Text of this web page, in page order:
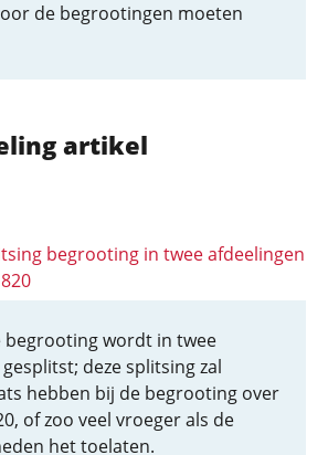
de begrootingen moeten
artikel
begrooting in twee afdeelingen
begrooting wordt in twee
deze splitsing zal
hebben bij de begrooting over
of zoo veel vroeger als de
het toelaten.